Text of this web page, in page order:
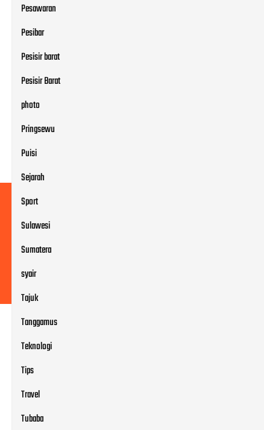
Pesawaran
Pesibar
Pesisir barat
Pesisir Barat
photo
Pringsewu
Puisi
Sejarah
Sport
Sulawesi
Sumatera
syair
Tajuk
Tanggamus
Teknologi
Tips
Travel
Tubaba